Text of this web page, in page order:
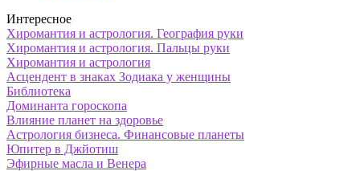
Интересное
Хиромантия и астрология. География руки
Хиромантия и астрология. Пальцы руки
Хиромантия и астрология
Асцендент в знаках Зодиака у женщины
Библиотека
Доминанта гороскопа
Влияние планет на здоровье
Астрология бизнеса. Финансовые планеты
Юпитер в Джйотиш
Эфирные масла и Венера